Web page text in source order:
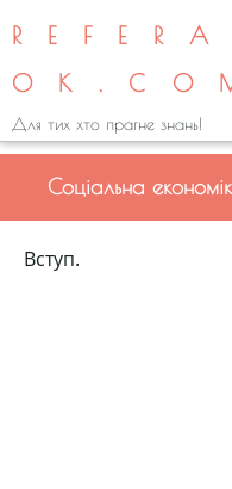
Для тих хто прагне знань!
Соціальна
Вступ.